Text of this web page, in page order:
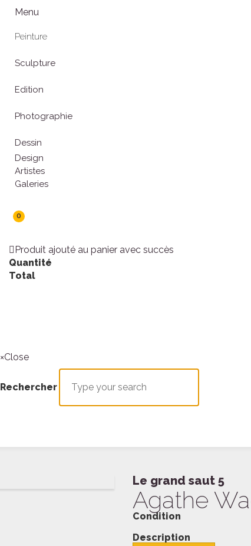
Menu
Peinture
Sculpture
Edition
Photographie
Dessin
Design
Artistes
Galeries
0
Produit ajouté au panier avec succès
Quantité
Total
Rechercher
×Close
Rechercher
Le grand saut 5
Agathe
Condition
Description